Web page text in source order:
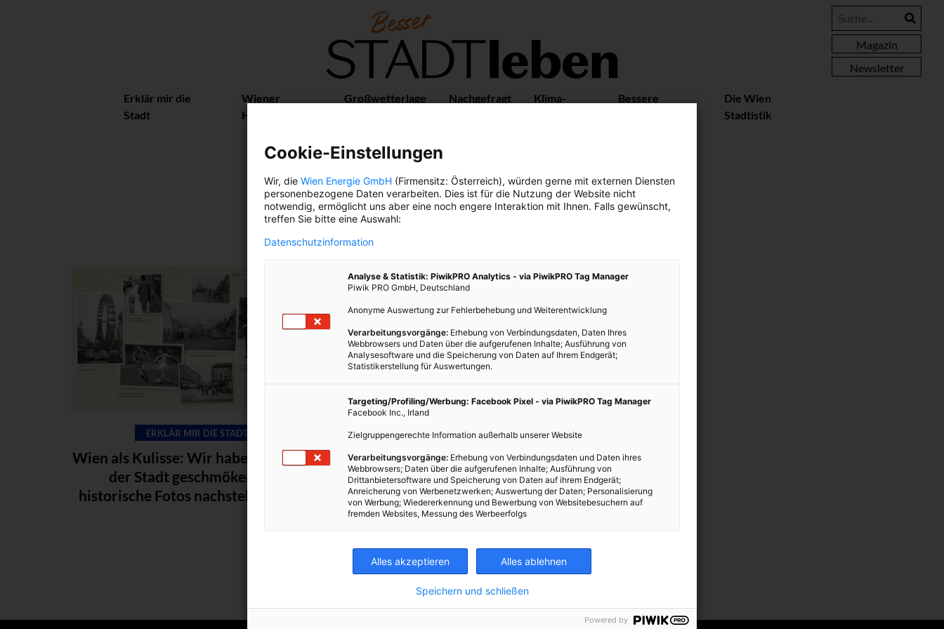
Magazin
Newsletter
Erklär mir die
Stadt
Wiener
Herzerl
Großwetterlage Nachgefragt
Klima-
Bessere
Die Wien
Stadtistik
ANALOG
ERKLÄR MIR DIE STADT
Wien als Kulisse: Wir haben im Album
der Stadt geschmökert und
historische Fotos nachstellen lassen.
Cookie-Einstellungen
Wir, die Wien Energie GmbH (Firmensitz: Österreich), würden gerne mit externen Diensten
personenbezogene Daten verarbeiten. Dies ist für die Nutzung der Website nicht
notwendig, ermöglicht uns aber eine noch engere Interaktion mit Ihnen. Falls gewünscht,
treffen Sie bitte eine Auswahl:
Datenschutzinformation
Analyse & Statistik: PiwikPRO Analytics - via PiwikPRO Tag Manager
Piwik PRO GmbH, Deutschland
Anonyme Auswertung zur Fehlerbehebung und Weiterentwicklung
Verarbeitungsvorgänge: Erhebung von Verbindungsdaten, Daten Ihres
Webbrowsers und Daten über die aufgerufenen Inhalte; Ausführung von
Analysesoftware und die Speicherung von Daten auf Ihrem Endgerät;
Statistikerstellung für Auswertungen.
Targeting/Profiling/Werbung: Facebook Pixel - via PiwikPRO Tag Manager
Facebook Inc., Irland
Zielgruppengerechte Information außerhalb unserer Website
Verarbeitungsvorgänge: Erhebung von Verbindungsdaten und Daten ihres
Webbrowsers; Daten über die aufgerufenen Inhalte; Ausführung von
Drittanbietersoftware und Speicherung von Daten auf ihrem Endgerät;
Anreicherung von Werbenetzwerken; Auswertung der Daten; Personalisierung
von Werbung; Wiedererkennung und Bewerbung von Websitebesuchern auf
fremden Websites, Messung des Werbeerfolgs
Alles akzeptieren Alles ablehnen
Speichern und schließen
Powered by